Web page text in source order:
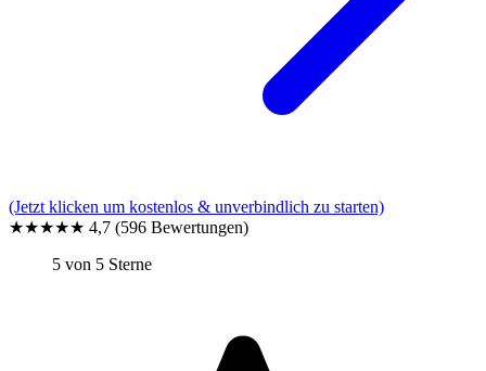
(Jetzt klicken um kostenlos & unverbindlich zu starten)
★★★★★ 4,7 (596 Bewertungen)
5 von 5 Sterne